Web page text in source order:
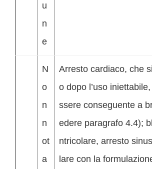
u
n
e
N
o
n
n
ot
a
Arresto cardiaco, che
o dopo l’uso
ssere conseguente a
edere paragrafo 4.4);
ntricolare, arresto
lare con la